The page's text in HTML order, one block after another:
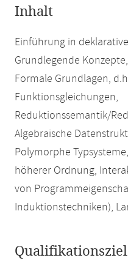
Inhalt
Einführung in
Grundlegende
Formale Grundlagen,
Funktionsgleichungen,
Reduktionssemantik/
Algebraische
Polymorphe
höherer Ordnung,
von
Induktionstechniken),